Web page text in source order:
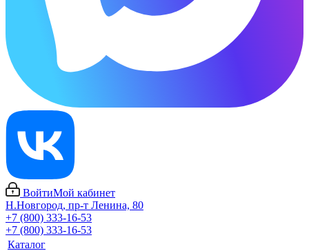
ВойтиМой кабинет
Н.Новгород, пр-т Ленина, 80
+7 (800) 333-16-53
+7 (800) 333-16-53
Каталог